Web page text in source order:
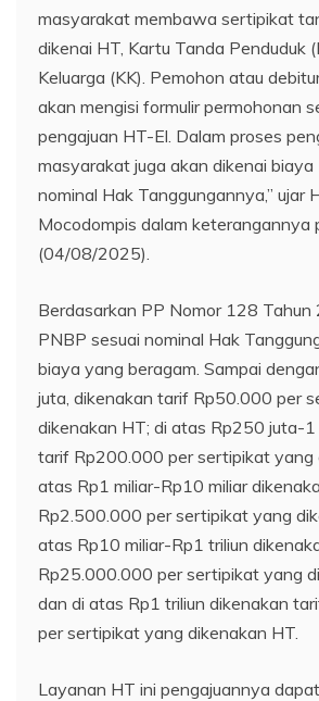
masyarakat membawa sertipikat
dikenai HT, Kartu Tanda Penduduk
Keluarga (KK). Pemohon atau
akan mengisi formulir permohonan
pengajuan HT-El. Dalam proses
masyarakat juga akan dikenai biaya
nominal Hak Tanggungannya,” ujar
Mocodompis dalam keterangannya
(04/08/2025).
Berdasarkan PP Nomor 128 Tahun
PNBP sesuai nominal Hak
biaya yang beragam. Sampai
juta, dikenakan tarif Rp50.000 per
dikenakan HT; di atas Rp250 juta-1
tarif Rp200.000 per sertipikat yang
atas Rp1 miliar-Rp10 miliar
Rp2.500.000 per sertipikat yang
atas Rp10 miliar-Rp1 triliun
Rp25.000.000 per sertipikat yang
dan di atas Rp1 triliun dikenakan
per sertipikat yang dikenakan HT.
Layanan HT ini pengajuannya